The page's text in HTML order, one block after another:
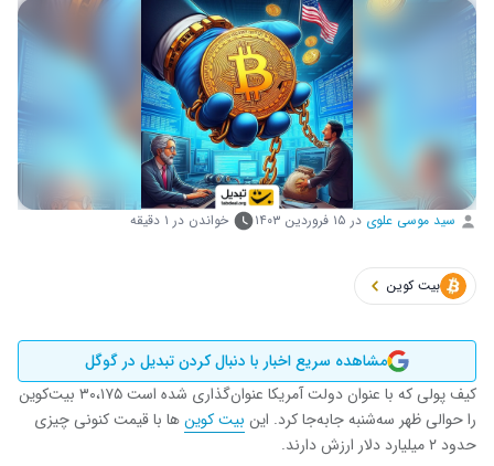
سید موسی علوی در ۱۵ فروردین ۱۴۰۳ خواندن در ۱ دقیقه
بیت کوین
مشاهده سریع اخبار با دنبال کردن تبدیل در گوگل
کیف پولی که با عنوان دولت آمریکا عنوان‌گذاری شده است ۳۰،۱۷۵ بیت‌کوین
را حوالی ظهر سه‌شنبه جابه‌جا کرد. این بیت ‌کوین‌ها با قیمت کنونی چیزی
حدود ۲ میلیارد دلار ارزش دارند.